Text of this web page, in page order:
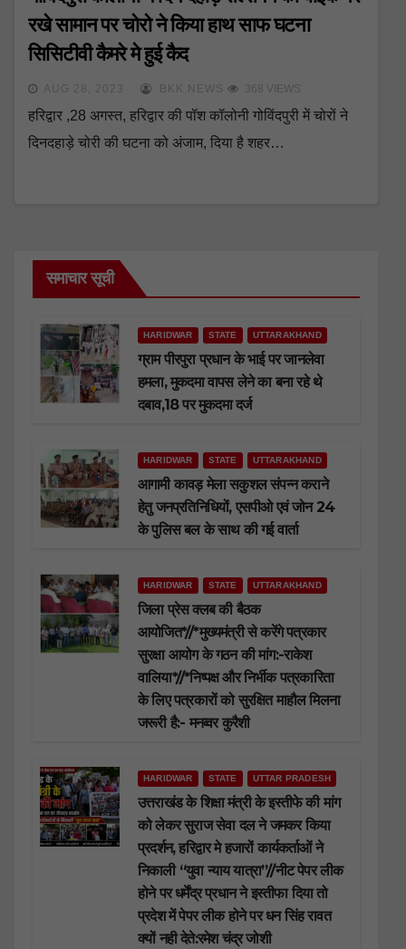
रखे सामान पर चोरो ने किया हाथ साफ घटना
सिसिटीवी कैमरे मे हुई कैद
AUG 28, 2023 BKK NEWS 368 VIEWS
हरिद्वार ,28 अगस्त, हरिद्वार की पॉश कॉलोनी गोविंदपुरी में चोरों ने
दिनदहाड़े चोरी की घटना को अंजाम, दिया है शहर…
समाचार सूची
HARIDWAR STATE UTTARAKHAND
ग्राम पीरपुरा प्रधान के भाई पर जानलेवा
हमला, मुकदमा वापस लेने का बना रहे थे
दबाव,18 पर मुकदमा दर्ज
HARIDWAR STATE UTTARAKHAND
आगामी कावड़ मेला सकुशल संपन्न कराने
हेतु जनप्रतिनिधियों, एसपीओ एवं जोन 24
के पुलिस बल के साथ की गई वार्ता
HARIDWAR STATE UTTARAKHAND
जिला प्रेस क्लब की बैठक
आयोजित*//*मुख्यमंत्री से करेंगे पत्रकार
सुरक्षा आयोग के गठन की मांग:-राकेश
वालिया*//*निष्पक्ष और निर्भीक पत्रकारिता
के लिए पत्रकारों को सुरक्षित माहौल मिलना
जरूरी है:- मनव्वर कुरैशी
HARIDWAR STATE UTTAR PRADESH
उत्तराखंड के शिक्षा मंत्री के इस्तीफे की मांग
को लेकर सुराज सेवा दल ने जमकर किया
प्रदर्शन, हरिद्वार मे हजारों कार्यकर्ताओं ने
निकाली “युवा न्याय यात्रा”//नीट पेपर लीक
होने पर धर्मेंद्र प्रधान ने इस्तीफा दिया तो
प्रदेश में पेपर लीक होने पर धन सिंह रावत
क्यों नही देते:रमेश चंद्र जोशी